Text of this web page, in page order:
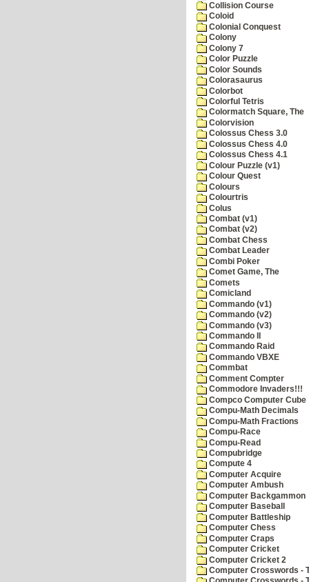
Collision Course
Coloid
Colonial Conquest
Colony
Colony 7
Color Puzzle
Color Sounds
Colorasaurus
Colorbot
Colorful Tetris
Colormatch Square, The
Colorvision
Colossus Chess 3.0
Colossus Chess 4.0
Colossus Chess 4.1
Colour Puzzle (v1)
Colour Quest
Colours
Colourtris
Colus
Combat (v1)
Combat (v2)
Combat Chess
Combat Leader
Combi Poker
Comet Game, The
Comets
Comicland
Commando (v1)
Commando (v2)
Commando (v3)
Commando II
Commando Raid
Commando VBXE
Commbat
Comment Compter
Commodore Invaders!!!
Compco Computer Cube
Compu-Math Decimals
Compu-Math Fractions
Compu-Race
Compu-Read
Compubridge
Compute 4
Computer Acquire
Computer Ambush
Computer Backgammon
Computer Baseball
Computer Battleship
Computer Chess
Computer Craps
Computer Cricket
Computer Cricket 2
Computer Crosswords -